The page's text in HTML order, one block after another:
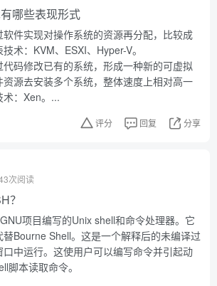
哪些表现形式
件实现对操作系统的资源再分配，比较成
术：KVM、ESXI、Hyper-V。
码修改已有的系统，形成一种新的可虚拟
源去安装多个系统，整体速度上相对高一
术：Xen。...
评分 回复 分享
次阅读
？
项目编写的Unix shell和命令处理器。它
Bourne Shell。这是一个解释后的未编译过
中运行。这使用户可以编写命令并引起动
脚本读取命令。